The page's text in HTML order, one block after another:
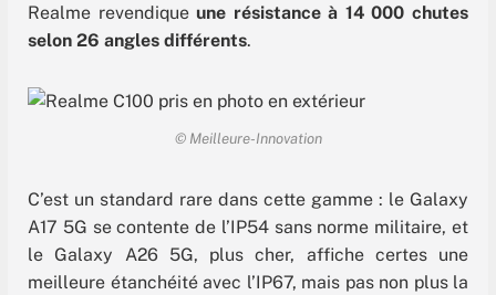
Realme revendique une résistance à 14 000 chutes
selon 26 angles différents.
© Meilleure-Innovation
C’est un standard rare dans cette gamme : le Galaxy
A17 5G se contente de l’IP54 sans norme militaire, et
le Galaxy A26 5G, plus cher, affiche certes une
meilleure étanchéité avec l’IP67, mais pas non plus la